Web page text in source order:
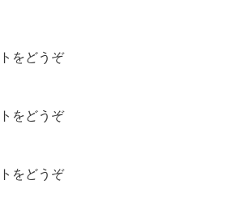
をどうぞ
をどうぞ
をどうぞ